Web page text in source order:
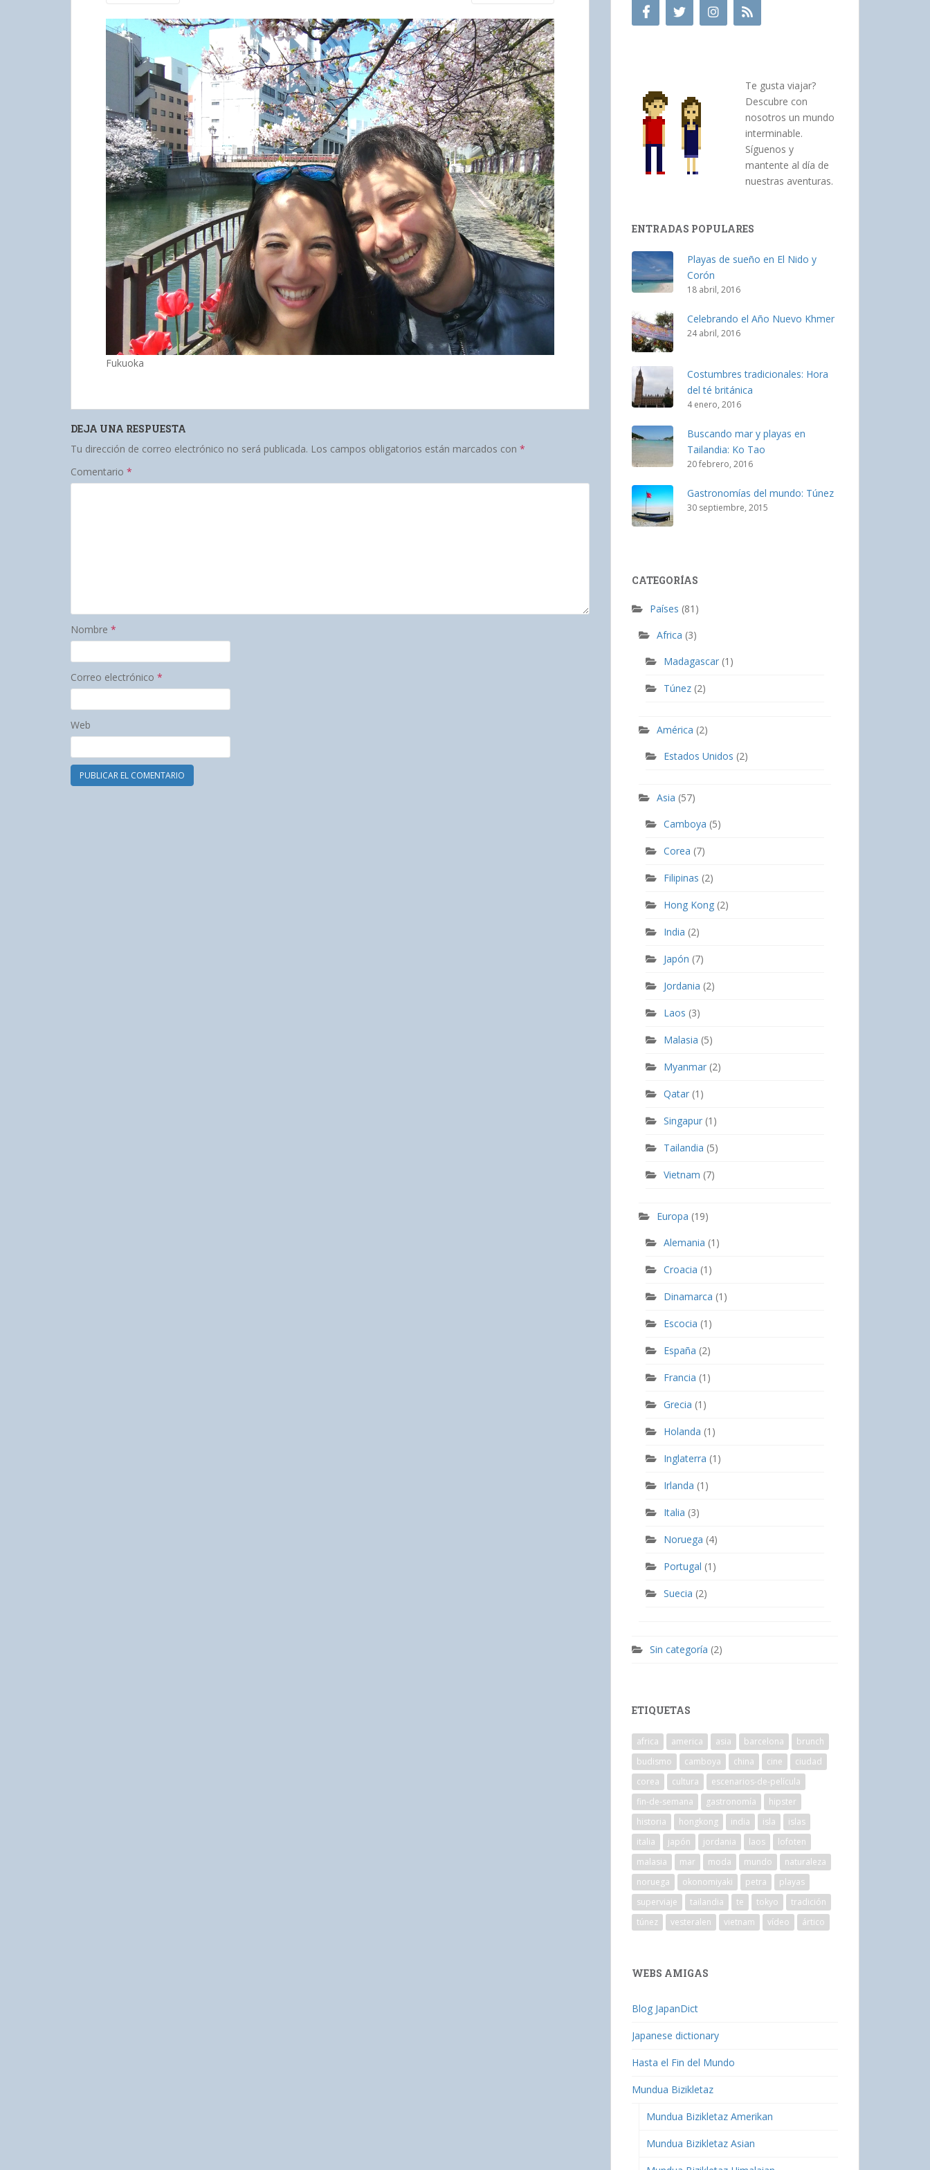
Fukuoka
DEJA UNA RESPUESTA
Tu dirección de correo electrónico no será publicada. Los campos obligatorios están marcados con *
Comentario *
Nombre *
Correo electrónico *
Web
Te gusta viajar?
Descubre con
nosotros un mundo
interminable.
Síguenos y
mantente al día de
nuestras aventuras.
ENTRADAS POPULARES
Playas de sueño en El Nido y
Corón
18 abril, 2016
Celebrando el Año Nuevo Khmer
24 abril, 2016
Costumbres tradicionales: Hora
del té británica
4 enero, 2016
Buscando mar y playas en
Tailandia: Ko Tao
20 febrero, 2016
Gastronomías del mundo: Túnez
30 septiembre, 2015
CATEGORÍAS
Países (81)
Africa (3)
Madagascar (1)
Túnez (2)
América (2)
Estados Unidos (2)
Asia (57)
Camboya (5)
Corea (7)
Filipinas (2)
Hong Kong (2)
India (2)
Japón (7)
Jordania (2)
Laos (3)
Malasia (5)
Myanmar (2)
Qatar (1)
Singapur (1)
Tailandia (5)
Vietnam (7)
Europa (19)
Alemania (1)
Croacia (1)
Dinamarca (1)
Escocia (1)
España (2)
Francia (1)
Grecia (1)
Holanda (1)
Inglaterra (1)
Irlanda (1)
Italia (3)
Noruega (4)
Portugal (1)
Suecia (2)
Sin categoría (2)
ETIQUETAS
africa america asia barcelona
brunch
budismo
camboya china cine
ciudad
corea
cultura
escenarios-de-película
fin-de-semana
gastronomía
hipster
historia
hongkong india isla
islas
italia
japón jordania laos
lofoten
malasia
mar moda mundo
naturaleza
noruega
okonomiyaki petra
playas
superviaje
tailandia te tokyo
tradición
túnez
vesteralen vietnam vídeo ártico
WEBS AMIGAS
Blog JapanDict
Japanese dictionary
Hasta el Fin del Mundo
Mundua Bizikletaz
Mundua Bizikletaz Amerikan
Mundua Bizikletaz Asian